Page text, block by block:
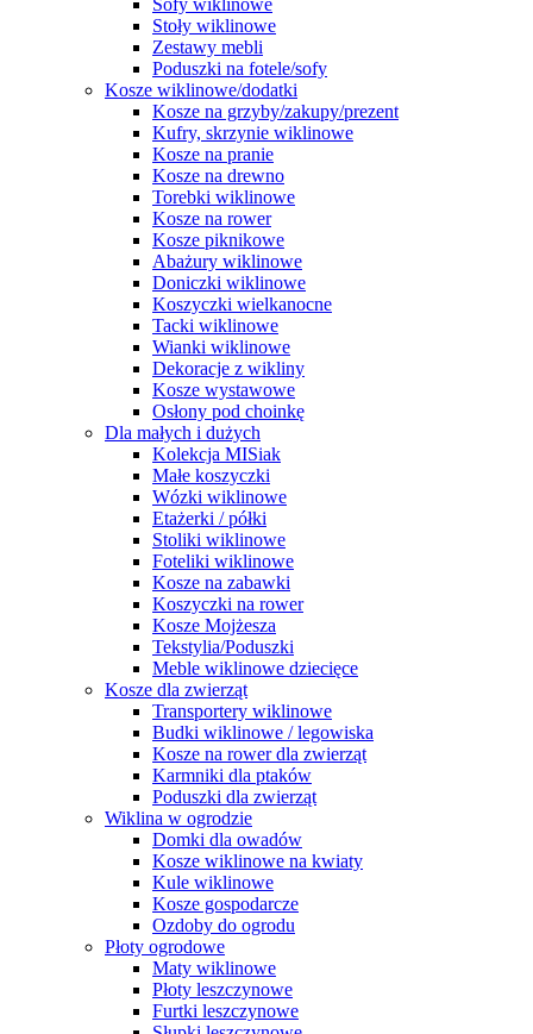
Sofy wiklinowe
Stoły wiklinowe
Zestawy mebli
Poduszki na fotele/sofy
Kosze wiklinowe/dodatki
Kosze na grzyby/zakupy/prezent
Kufry, skrzynie wiklinowe
Kosze na pranie
Kosze na drewno
Torebki wiklinowe
Kosze na rower
Kosze piknikowe
Abażury wiklinowe
Doniczki wiklinowe
Koszyczki wielkanocne
Tacki wiklinowe
Wianki wiklinowe
Dekoracje z wikliny
Kosze wystawowe
Osłony pod choinkę
Dla małych i dużych
Kolekcja MISiak
Małe koszyczki
Wózki wiklinowe
Etażerki / półki
Stoliki wiklinowe
Foteliki wiklinowe
Kosze na zabawki
Koszyczki na rower
Kosze Mojżesza
Tekstylia/Poduszki
Meble wiklinowe dziecięce
Kosze dla zwierząt
Transportery wiklinowe
Budki wiklinowe / legowiska
Kosze na rower dla zwierząt
Karmniki dla ptaków
Poduszki dla zwierząt
Wiklina w ogrodzie
Domki dla owadów
Kosze wiklinowe na kwiaty
Kule wiklinowe
Kosze gospodarcze
Ozdoby do ogrodu
Płoty ogrodowe
Maty wiklinowe
Płoty leszczynowe
Furtki leszczynowe